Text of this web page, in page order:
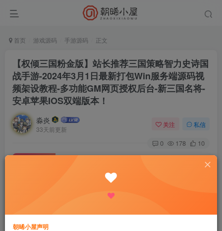
首页 游戏源码 手游源码 正文
【权倾三国粉金版】站长推荐三国策略智力史诗国
战手游-2024年3月1日最新打包Win服务端源码视
频架设教程-多功能GM网页授权后台-新三国名将-
安卓苹果IOS双端版本！
淼炎
33天前更新
关注 私信
0 178 10
此内容为付费资源，请付费后查看
普通会员R0.9 超级会员免费
付费资源
朝晞小屋声明